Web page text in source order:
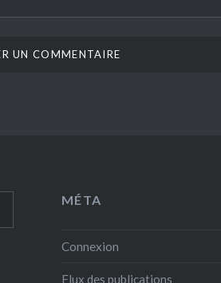
MÉTA
Connexion
Flux des publications